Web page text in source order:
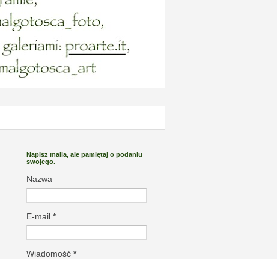
Napisz maila, ale pamiętaj o podaniu
swojego.
Nazwa
E-mail *
Wiadomość *